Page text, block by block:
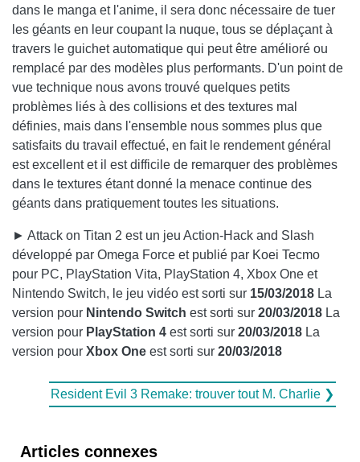
dans le manga et l'anime, il sera donc nécessaire de tuer
les géants en leur coupant la nuque, tous se déplaçant à
travers le guichet automatique qui peut être amélioré ou
remplacé par des modèles plus performants. D'un point de
vue technique nous avons trouvé quelques petits
problèmes liés à des collisions et des textures mal
définies, mais dans l'ensemble nous sommes plus que
satisfaits du travail effectué, en fait le rendement général
est excellent et il est difficile de remarquer des problèmes
dans le textures étant donné la menace continue des
géants dans pratiquement toutes les situations.
► Attack on Titan 2 est un jeu Action-Hack and Slash
développé par Omega Force et publié par Koei Tecmo
pour PC, PlayStation Vita, PlayStation 4, Xbox One et
Nintendo Switch, le jeu vidéo est sorti sur 15/03/2018 La
version pour Nintendo Switch est sorti sur 20/03/2018 La
version pour PlayStation 4 est sorti sur 20/03/2018 La
version pour Xbox One est sorti sur 20/03/2018
Resident Evil 3 Remake: trouver tout M. Charlie ❯
Articles connexes